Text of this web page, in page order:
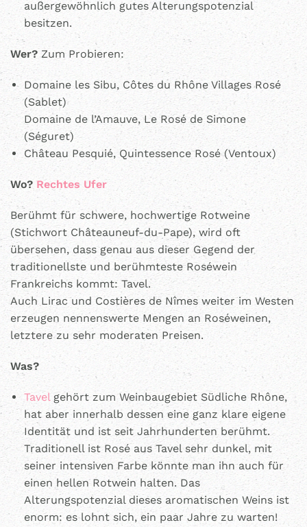
außergewöhnlich gutes Alterungspotenzial
besitzen.
Wer? Zum Probieren:
Domaine les Sibu, Côtes du Rhône Villages Rosé
(Sablet)
Domaine de l’Amauve, Le Rosé de Simone
(Séguret)
Château Pesquié, Quintessence Rosé (Ventoux)
Wo? Rechtes Ufer
Berühmt für schwere, hochwertige Rotweine
(Stichwort Châteauneuf-du-Pape), wird oft
übersehen, dass genau aus dieser Gegend der
traditionellste und berühmteste Roséwein
Frankreichs kommt: Tavel.
Auch Lirac und Costières de Nîmes weiter im Westen
erzeugen nennenswerte Mengen an Roséweinen,
letztere zu sehr moderaten Preisen.
Was?
Tavel gehört zum Weinbaugebiet Südliche Rhône,
hat aber innerhalb dessen eine ganz klare eigene
Identität und ist seit Jahrhunderten berühmt.
Traditionell ist Rosé aus Tavel sehr dunkel, mit
seiner intensiven Farbe könnte man ihn auch für
einen hellen Rotwein halten. Das
Alterungspotenzial dieses aromatischen Weins ist
enorm: es lohnt sich, ein paar Jahre zu warten!